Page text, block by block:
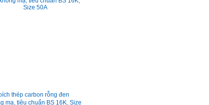
thép carbon rỗng đen
mạ, tiêu chuẩn BS 16K, Size